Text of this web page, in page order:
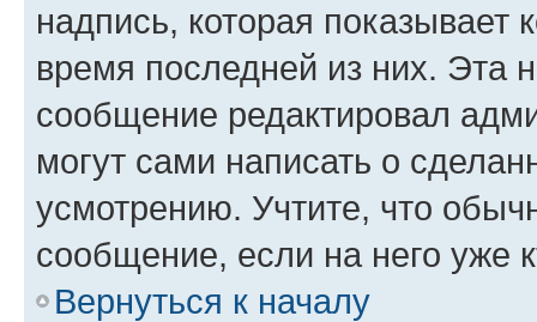
надпись, которая показывает
время последней из них. Эта
сообщение редактировал
могут сами написать о
усмотрению. Учтите, что
сообщение, если на него уже
Вернуться к началу